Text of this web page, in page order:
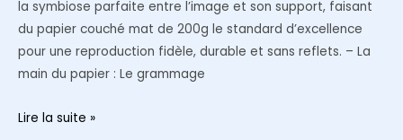
la symbiose parfaite entre l’image et son support, faisant
du papier couché mat de 200g le standard d’excellence
pour une reproduction fidèle, durable et sans reflets. – La
main du papier : Le grammage
Pourquoi
Lire la suite »